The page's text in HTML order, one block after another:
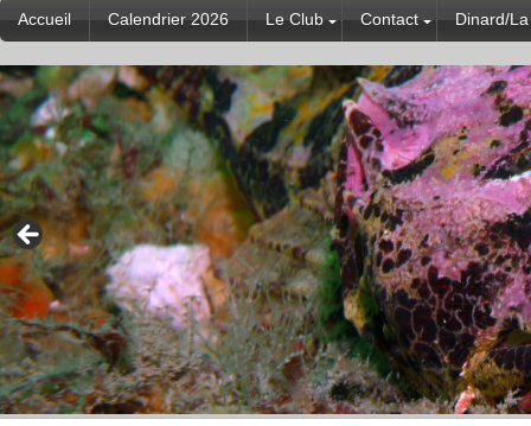
Accueil Calendrier 2026 Le Club Contact Dinard/